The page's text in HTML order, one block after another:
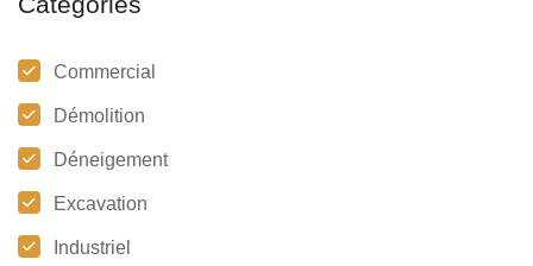
Commercial
Démolition
Déneigement
Excavation
Industriel